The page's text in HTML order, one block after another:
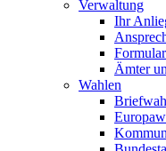
Verwaltung
Ihr
Ämter
Wahlen